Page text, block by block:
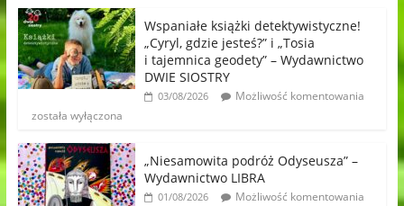
Wspaniałe książki detektywistyczne!
„Cyryl, gdzie jesteś?” i „Tosia
i tajemnica geodety” – Wydawnictwo
DWIE SIOSTRY
03/08/2026
Możliwość komentowania
została wyłączona
„Niesamowita podróż Odyseusza” –
Wydawnictwo LIBRA
01/08/2026
Możliwość komentowania